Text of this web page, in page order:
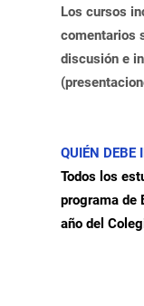
Los cursos
comentarios
discusión e
QUIÉN DEBE
Todos los
programa de
año del